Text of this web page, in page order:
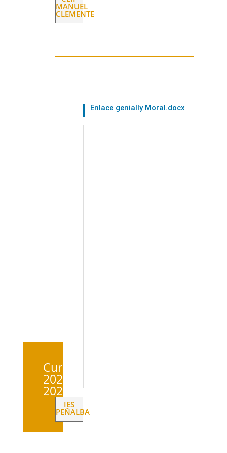
Curso
2024-
2025
MANUEL
CLEMENTE
IES
PEÑALBA
Enlace genially Moral.docx